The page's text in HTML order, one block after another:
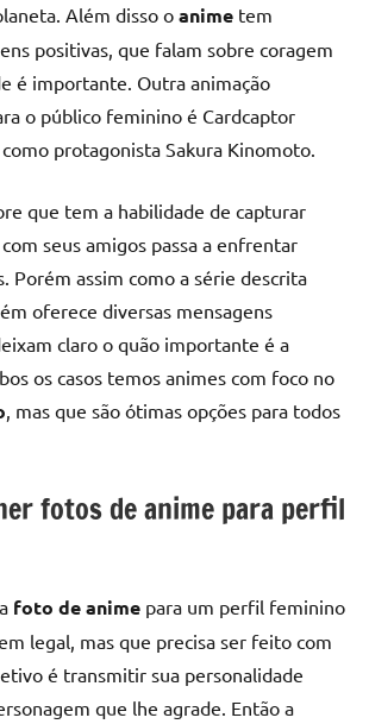
Além disso o anime tem
positivas, que falam sobre coragem
é importante. Outra animação
o público feminino é Cardcaptor
protagonista Sakura Kinomoto.
que tem a habilidade de capturar
seus amigos passa a enfrentar
Porém assim como a série descrita
oferece diversas mensagens
claro o quão importante é a
os casos temos animes com foco no
, mas que são ótimas opções para todos
fotos de anime para perfil
foto de anime para um perfil feminino
legal, mas que precisa ser feito com
é transmitir sua personalidade
que lhe agrade. Então a